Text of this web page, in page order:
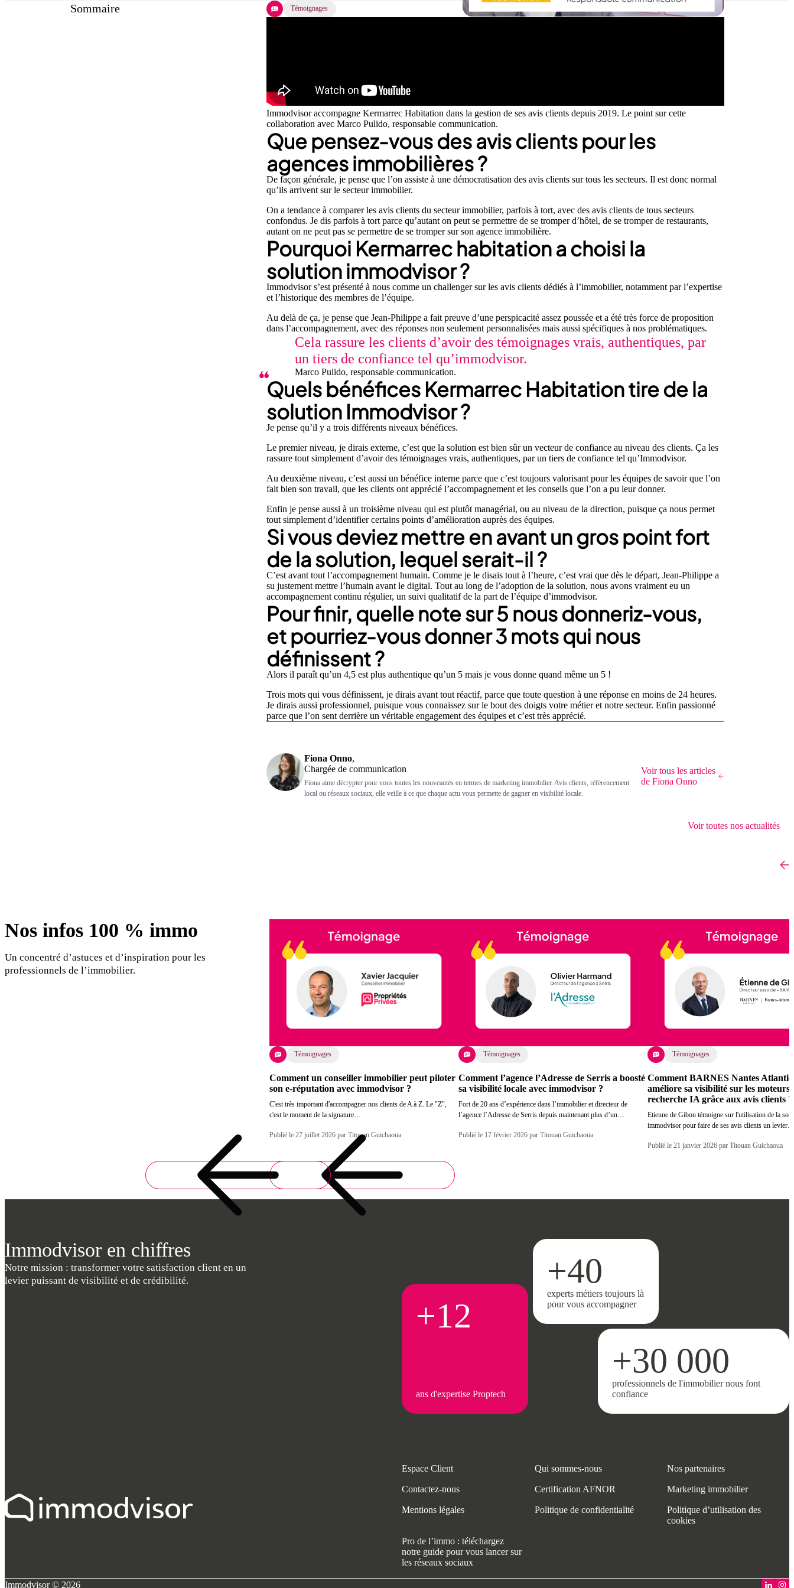
Sommaire Témoignages
Immodvisor accompagne Kermarrec Habitation dans la gestion de ses avis clients depuis 2019. Le point sur cette
collaboration avec Marco Pulido, responsable communication.
Que pensez-vous des avis clients pour les
agences immobilières ?
De façon générale, je pense que l’on assiste à une démocratisation des avis clients sur tous les secteurs. Il est donc normal
qu’ils arrivent sur le secteur immobilier.
On a tendance à comparer les avis clients du secteur immobilier, parfois à tort, avec des avis clients de tous secteurs
confondus. Je dis parfois à tort parce qu’autant on peut se permettre de se tromper d’hôtel, de se tromper de restaurants,
autant on ne peut pas se permettre de se tromper sur son agence immobilière.
Pourquoi Kermarrec habitation a choisi la
solution immodvisor ?
Immodvisor s’est présenté à nous comme un challenger sur les avis clients dédiés à l’immobilier, notamment par l’expertise
et l’historique des membres de l’équipe.
Au delà de ça, je pense que Jean-Philippe a fait preuve d’une perspicacité assez poussée et a été très force de proposition
dans l’accompagnement, avec des réponses non seulement personnalisées mais aussi spécifiques à nos problématiques.
Cela rassure les clients d’avoir des témoignages vrais, authentiques, par
un tiers de confiance tel qu’immodvisor.
Marco Pulido, responsable communication.
Quels bénéfices Kermarrec Habitation tire de la
solution Immodvisor ?
Je pense qu’il y a trois différents niveaux bénéfices.
Le premier niveau, je dirais externe, c’est que la solution est bien sûr un vecteur de confiance au niveau des clients. Ça les
rassure tout simplement d’avoir des témoignages vrais, authentiques, par un tiers de confiance tel qu’Immodvisor.
Au deuxième niveau, c’est aussi un bénéfice interne parce que c’est toujours valorisant pour les équipes de savoir que l’on
fait bien son travail, que les clients ont apprécié l’accompagnement et les conseils que l’on a pu leur donner.
Enfin je pense aussi à un troisième niveau qui est plutôt managérial, ou au niveau de la direction, puisque ça nous permet
tout simplement d’identifier certains points d’amélioration auprès des équipes.
Si vous deviez mettre en avant un gros point fort
de la solution, lequel serait-il ?
C’est avant tout l’accompagnement humain. Comme je le disais tout à l’heure, c’est vrai que dès le départ, Jean-Philippe a
su justement mettre l’humain avant le digital. Tout au long de l’adoption de la solution, nous avons vraiment eu un
accompagnement continu régulier, un suivi qualitatif de la part de l’équipe d’immodvisor.
Pour finir, quelle note sur 5 nous donneriz-vous,
et pourriez-vous donner 3 mots qui nous
définissent ?
Alors il paraît qu’un 4,5 est plus authentique qu’un 5 mais je vous donne quand même un 5 !
Trois mots qui vous définissent, je dirais avant tout réactif, parce que toute question à une réponse en moins de 24 heures.
Je dirais aussi professionnel, puisque vous connaissez sur le bout des doigts votre métier et notre secteur. Enfin passionné
parce que l’on sent derrière un véritable engagement des équipes et c’est très apprécié.
Fiona Onno,
Chargée de communication
Fiona aime décrypter pour vous toutes les nouveautés en termes de marketing immobilier. Avis clients, référencement
local ou réseaux sociaux, elle veille à ce que chaque actu vous permette de gagner en visibilité locale.
Voir tous les articles
de Fiona Onno
Nos infos 100 % immo
Un concentré d’astuces et d’inspiration pour les
professionnels de l’immobilier.
Voir toutes nos actualités
Témoignages
Comment un conseiller immobilier peut piloter
son e-réputation avec immodvisor ?
C'est très important d'accompagner nos clients de A à Z. Le "Z",
c'est le moment de la signature…
Publié le 27 juillet 2026 par Titouan Guichaoua
Témoignages
Comment l’agence l’Adresse de Serris a boosté
sa visibilité locale avec immodvisor ?
Fort de 20 ans d’expérience dans l’immobilier et directeur de
l’agence l’Adresse de Serris depuis maintenant plus d’un…
Publié le 17 février 2026 par Titouan Guichaoua
Témoignages
Comment BARNES Nantes
améliore sa visibilité sur les moteurs
recherche IA grâce aux avis clients ?
Etienne de Gibon témoigne sur l'utilisation de la
immodvisor pour faire de ses avis clients un
Publié le 21 janvier 2026 par Titouan Guichaoua
Immodvisor en chiffres
Notre mission : transformer votre satisfaction client en un
levier puissant de visibilité et de crédibilité.
+12
ans d'expertise Proptech
+40
experts métiers toujours là
pour vous accompagner
+30 000
professionnels de l'immobilier nous font
confiance
Espace Client Qui sommes-nous Nos partenaires
Contactez-nous Certification AFNOR Marketing immobilier
Mentions légales Politique de confidentialité
Politique d’utilisation des
cookies
Pro de l’immo : téléchargez
notre guide pour vous lancer sur
les réseaux sociaux
Immodvisor © 2026